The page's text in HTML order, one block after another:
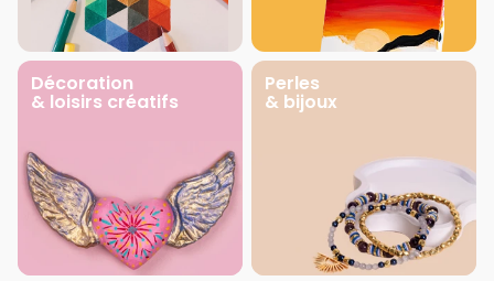
Décoration
& loisirs créatifs
Perles
& bijoux